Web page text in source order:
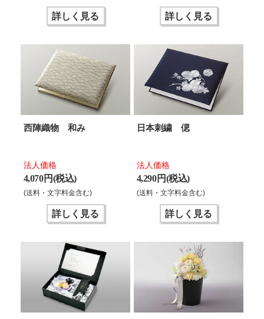
詳しく見る 詳しく見る
西陣織物 和み
法人価格
4,070 円(税込)
(送料・文字料金含む)
詳しく見る
日本刺繍 偲
法人価格
4,290 円(税込)
(送料・文字料金含む)
詳しく見る